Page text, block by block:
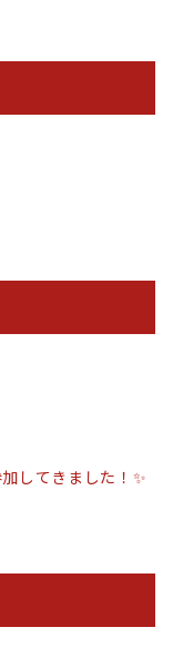
してきました！✨